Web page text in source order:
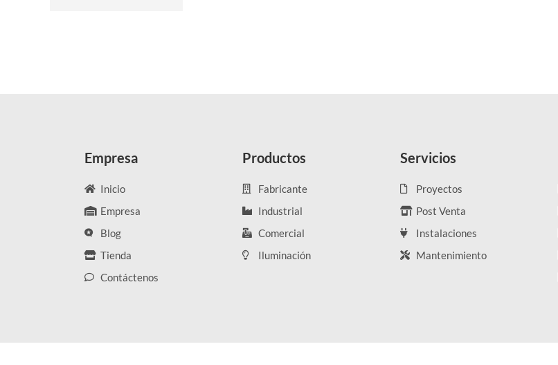
Empresa
Inicio
Empresa
Blog
Tienda
Contáctenos
Productos
Fabricante
Industrial
Comercial
Iluminación
Servicios
Proyectos
Post Venta
Instalaciones
Mantenimiento